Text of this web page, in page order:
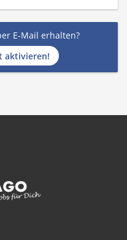
E-Mail erhalten?
aktivieren!